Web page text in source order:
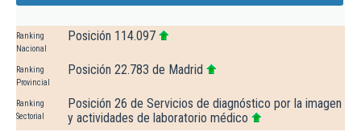
Ranking
Nacional
Posición 114.097
Ranking
Provincial
Posición 22.783 de Madrid
Ranking
Sectorial
Posición 26 de Servicios de diagnóstico por la imagen
y actividades de laboratorio médico